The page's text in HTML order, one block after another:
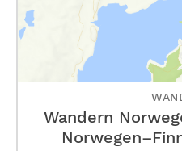
Wandern